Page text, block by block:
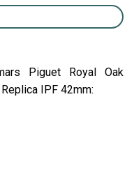
Piguet Royal Oak
IPF 42mm: